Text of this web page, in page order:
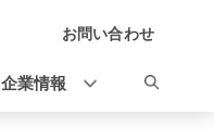
お問い合わせ
企業情報